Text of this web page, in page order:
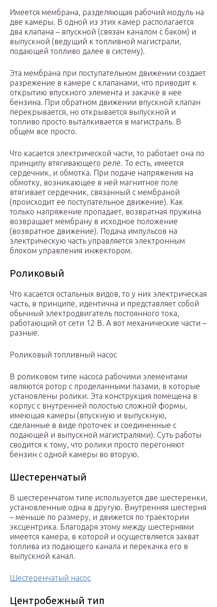
Имеется мембрана, разделяющая рабочий модуль на
две камеры. В одной из этих камер располагается
два клапана – впускной (связан каналом с баком) и
выпускной (ведущий к топливной магистрали,
подающей топливо далее в систему).
Эта мембрана при поступательном движении создает
разрежение в камере с клапанами, что приводит к
открытию впускного элемента и закачке в нее
бензина. При обратном движении впускной клапан
перекрывается, но открывается выпускной и
топливо просто выталкивается в магистраль. В
общем все просто.
Что касается электрической части, то работает она по
принципу втягивающего реле. То есть, имеется
сердечник, и обмотка. При подаче напряжения на
обмотку, возникающее в ней магнитное поле
втягивает сердечник, связанный с мембраной
(происходит ее поступательное движение). Как
только напряжение пропадает, возвратная пружина
возвращает мембрану в исходное положение
(возвратное движение). Подача импульсов на
электрическую часть управляется электронным
блоком управления инжектором.
Роликовый
Что касается остальных видов, то у них электрическая
часть, в принципе, идентична и представляет собой
обычный электродвигатель постоянного тока,
работающий от сети 12 В. А вот механические части –
разные.
Роликовый топливный насос
В роликовом типе насоса рабочими элементами
являются ротор с проделанными пазами, в которые
установлены ролики. Эта конструкция помещена в
корпус с внутренней полостью сложной формы,
имеющая камеры (впускную и выпускную,
сделанные в виде проточек и соединенные с
подающей и выпускной магистралями). Суть работы
сводится к тому, что ролики просто перегоняют
бензин с одной камеры во вторую.
Шестеренчатый
В шестеренчатом типе используется две шестеренки,
установленные одна в другую. Внутренняя шестерня
– меньше по размеру, и движется по траектории
эксцентрика. Благодаря этому между шестернями
имеется камера, в которой и осуществляется захват
топлива из подающего канала и перекачка его в
выпускной канал.
Шестеренчатый насос
Центробежный тип